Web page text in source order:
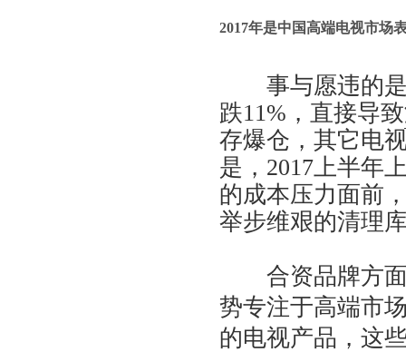
2017年是中国高端电视市场
事与愿违的
跌11%，直接导致
存爆仓，其它电
是，2017上半年
的成本压力面前
举步维艰的清理
合资品牌方面
势专注于高端市
的电视产品，这